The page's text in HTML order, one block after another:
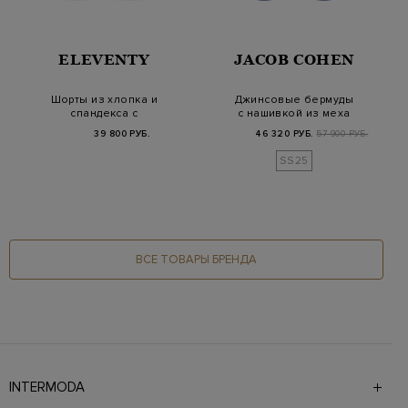
ELEVENTY
Шорты из хлопка и
спандекса с
вставками
39 800 РУБ.
JACOB COHEN
Джинсовые бермуды
с нашивкой из меха
46 320 РУБ. 57 900 РУБ.
SS25
ВСЕ ТОВАРЫ БРЕНДА
INTERMODA